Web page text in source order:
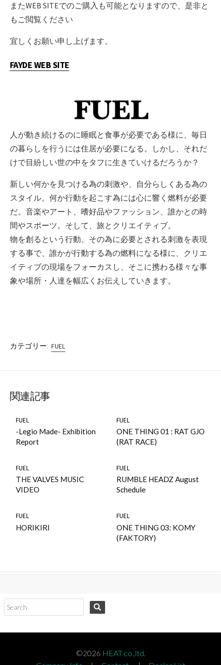
またWEB SITEでのご購入も可能となりますので、是非と
もご閲覧ください
宜しくお願い申し上げます。
FAYDE WEB SITE
人が動き続けるのに睡眠と食事が必要である様に、毎日
の暮らしを行うには住居が必要になる。しかし、それだ
けで目紛しい世の中をタフに生きていけるだろうか？
新しい何かを見つける為の刺激や、自分らしくある為の
スタイル。何か行動を起こす為には心に響く燃料が必要
だ。音楽やアート、嗜好品やファッション、誰かとの時
間やスポーツ。そして、旅とクリエイティブ。
物を創るという行動、その為に必要とされる刺激を表現
する事で、誰かが行動する為の燃料になる様に、クリエ
イティブの現場をフォーカスし、そこに携わる様々な事
象や場所・人達を幅広くお伝えしていきます。
カテゴリー: FUEL
関連記事
FUEL
-Legio Made- Exhibition
Report
FUEL
ONE THING 01 : RAT GJO
(RAT RACE)
FUEL
THE VALVES MUSIC
VIDEO
FUEL
RUMBLE HEADZ August
Schedule
FUEL
HORIKIRI
FUEL
ONE THING 03: KOMY
(FAKTORY)
コ
ン
©2026 HEAT co.,ltd.